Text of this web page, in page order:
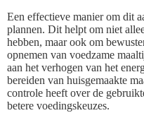
Een effectieve manier om dit
plannen. Dit helpt om niet
hebben, maar ook om
opnemen van voedzame
aan het verhogen van het
bereiden van huisgemaakte
controle heeft over de
betere voedingskeuzes.